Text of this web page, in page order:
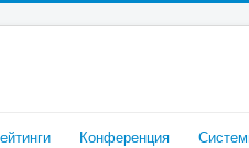
Конференция